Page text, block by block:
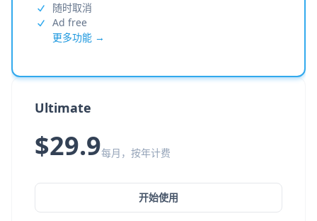
随时取消
Ad free
更多功能 →
Ultimate
$29.9每月，按年计费
开始使用